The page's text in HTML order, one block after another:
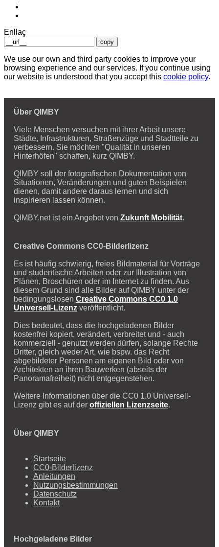
Enllaç
copy
We use our own and third party cookies to improve your
browsing experience and our services. If you continue using
our website is understood that you accept this cookie policy.
Über QIMBY
Viele Menschen versuchen mit ihrer Arbeit unsere
Städte, Infrastrukturen, Straßenzüge und Stadtteile zu
verbessern. Sie möchten "Qualität in unseren
Hinterhöfen" schaffen, kurz QIMBY.
QIMBY soll der fotografischen Dokumentation von
Situationen, Veränderungen und guten Beispielen
dienen, damit andere daraus lernen und sich
inspirieren lassen können.
QIMBY.net ist ein Angebot von Zukunft Mobilität.
Creative Commons CC0-Bilderlizenz
Es ist häufig schwierig, freies Bildmaterial für Vorträge
und studentische Arbeiten oder zur Illustration von
Plänen, Broschüren oder im Internet zu finden. Aus
diesem Grund sind alle Bilder auf QIMBY unter der
bedingungslosen Creative Commons CC0 1.0
Universell-Lizenz veröffentlicht.
Dies bedeutet, dass die hochgeladenen Bilder
kostenfrei kopiert, verändert, verbreitet und - auch
kommerziell - genutzt werden dürfen, solange Rechte
Dritter, gleich weder Art, wie bspw. das Recht
abgebildeter Personen am eigenen Bild oder von
Architekten an ihren Bauwerken (abseits der
Panoramafreiheit) nicht entgegenstehen.
Weitere Informationen über die CC0 1.0 Universell-
Lizenz gibt es auf der offiziellen Lizenzseite.
Über QIMBY
Startseite
CC0-Bilderlizenz
Anleitungen
Nutzungsbestimmungen
Datenschutz
Kontakt
Hochgeladene Bilder